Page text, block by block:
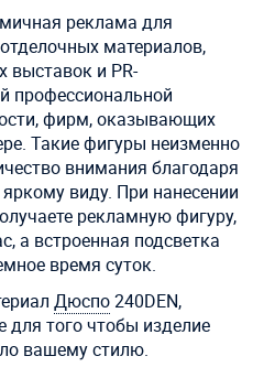
реклама для
материалов,
выставок и PR-
профессиональной
фирм, оказывающих
Такие фигуры неизменно
внимания благодаря
виду. При нанесении
рекламную фигуру,
а встроенная подсветка
время суток.
Дюспо240DEN,
для того чтобы изделие
вашему стилю.